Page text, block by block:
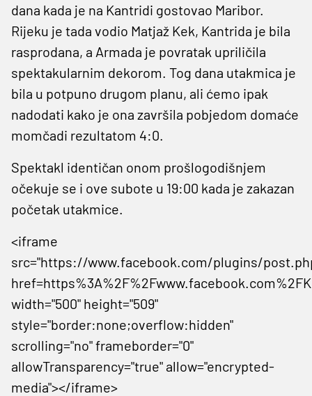
dana kada je na Kantridi gostovao Maribor.
Rijeku je tada vodio Matjaž Kek, Kantrida je bila
rasprodana, a Armada je povratak upriličila
spektakularnim dekorom. Tog dana utakmica je
bila u potpuno drugom planu, ali ćemo ipak
nadodati kako je ona završila pobjedom domaće
momčadi rezultatom 4:0.
Spektakl identičan onom prošlogodišnjem
očekuje se i ove subote u 19:00 kada je zakazan
početak utakmice.
<iframe
src="https://www.facebook.com/plugins/
width="500" height="509"
style="border:none;overflow:hidden"
scrolling="no" frameborder="0"
allowTransparency="true" allow="encrypted-
media"></iframe>